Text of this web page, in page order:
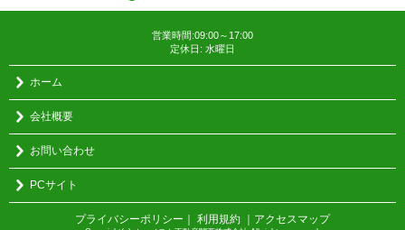
営業時間:09:00～17:00
定休日: 水曜日
ホーム
会社概要
お問い合わせ
PCサイト
プライバシーポリシー ｜ 利用規約 ｜ アクセスマップ